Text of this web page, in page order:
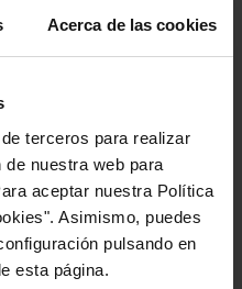
Acerca de las cookies
terceros para realizar
nuestra web para
aceptar nuestra Política
Asimismo, puedes
pulsando en
esta página.
en:
No lo sé todavía no se han